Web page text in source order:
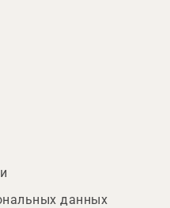
данных